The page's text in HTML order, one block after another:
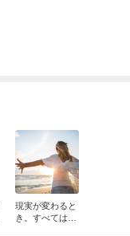
現実が変わると
き。すべては自